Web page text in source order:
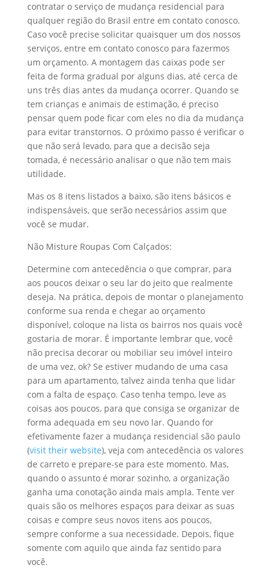
contratar o serviço de mudança residencial para
qualquer região do Brasil entre em contato conosco.
Caso você precise solicitar quaisquer um dos nossos
serviços, entre em contato conosco para fazermos
um orçamento. A montagem das caixas pode ser
feita de forma gradual por alguns dias, até cerca de
uns três dias antes da mudança ocorrer. Quando se
tem crianças e animais de estimação, é preciso
pensar quem pode ficar com eles no dia da mudança
para evitar transtornos. O próximo passo é verificar o
que não será levado, para que a decisão seja
tomada, é necessário analisar o que não tem mais
utilidade.
Mas os 8 itens listados a baixo, são itens básicos e
indispensáveis, que serão necessários assim que
você se mudar.
Não Misture Roupas Com Calçados:
Determine com antecedência o que comprar, para
aos poucos deixar o seu lar do jeito que realmente
deseja. Na prática, depois de montar o planejamento
conforme sua renda e chegar ao orçamento
disponível, coloque na lista os bairros nos quais você
gostaria de morar. É importante lembrar que, você
não precisa decorar ou mobiliar seu imóvel inteiro
de uma vez, ok? Se estiver mudando de uma casa
para um apartamento, talvez ainda tenha que lidar
com a falta de espaço. Caso tenha tempo, leve as
coisas aos poucos, para que consiga se organizar de
forma adequada em seu novo lar. Quando for
efetivamente fazer a mudança residencial são paulo
(visit their website), veja com antecedência os valores
de carreto e prepare-se para este momento. Mas,
quando o assunto é morar sozinho, a organização
ganha uma conotação ainda mais ampla. Tente ver
quais são os melhores espaços para deixar as suas
coisas e compre seus novos itens aos poucos,
sempre conforme a sua necessidade. Depois, fique
somente com aquilo que ainda faz sentido para
você.